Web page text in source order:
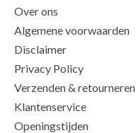
Over ons
Algemene voorwaarden
Disclaimer
Privacy Policy
Verzenden & retourneren
Klantenservice
Openingstijden